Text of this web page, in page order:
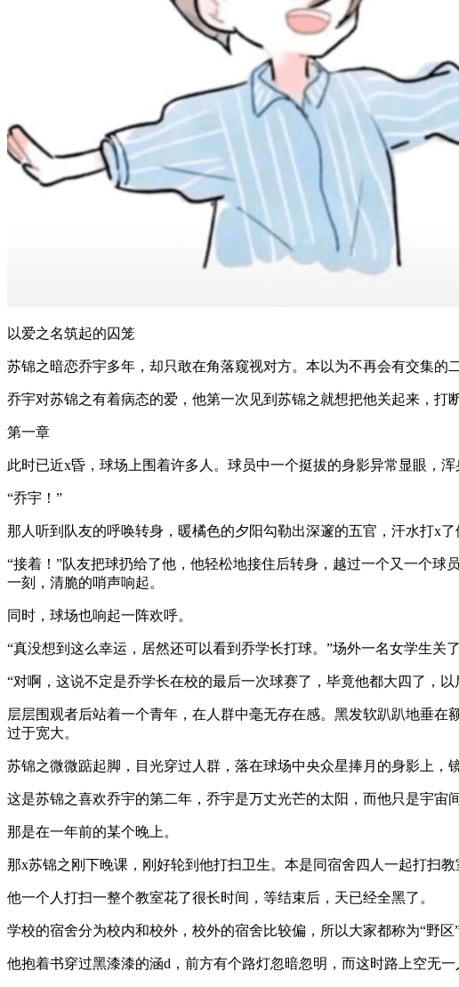
​​以爱之名筑起的囚笼
苏锦之暗恋乔宇多年，却只敢在角落窥视对方。本以为不再会有交集的
乔宇对苏锦之有着病态的爱，他第一次见到苏锦之就想把他关起来，打
第一章
此时已近x昏，球场上围着许多人。球员中一个挺拔的身影异常显眼，
“乔宇！”
那人听到队友的呼唤转身，暖橘色的夕阳勾勒出深邃的五官，汗水打x了
“接着！”队友把球扔给了他，他轻松地接住后转身，越过一个又一个
一刻，清脆的哨声响起。
同时，球场也响起一阵欢呼。
“真没想到这么幸运，居然还可以看到乔学长打球。”场外一名女学生关
“对啊，这说不定是乔学长在校的最后一次球赛了，毕竟他都大四了，
层层围观者后站着一个青年，在人群中毫无存在感。黑发软趴趴地垂
过于宽大。
苏锦之微微踮起脚，目光穿过人群，落在球场中央众星捧月的身影上，
这是苏锦之喜欢乔宇的第二年，乔宇是万丈光芒的太阳，而他只是宇宙
那是在一年前的某个晚上。
那x苏锦之刚下晚课，刚好轮到他打扫卫生。本是同宿舍四人一起打扫
他一个人打扫一整个教室花了很长时间，等结束后，天已经全黑了。
学校的宿舍分为校内和校外，校外的宿舍比较偏，所以大家都称为“野
他抱着书穿过黑漆漆的涵d，前方有个路灯忽暗忽明，而这时路上空无